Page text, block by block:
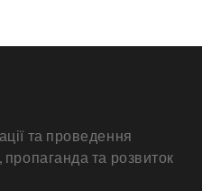
та проведення
пропаганда та розвиток